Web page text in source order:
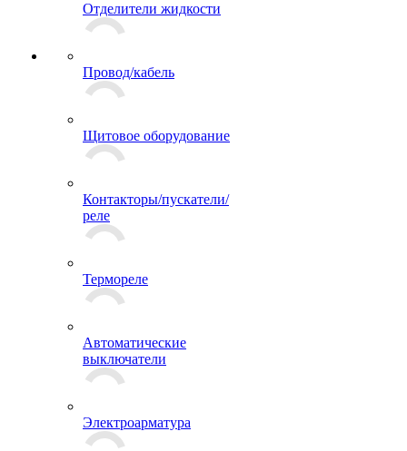
Отделители жидкости
Провод/кабель
Щитовое оборудование
Контакторы/пускатели/
реле
Термореле
Автоматические
выключатели
Электроарматура